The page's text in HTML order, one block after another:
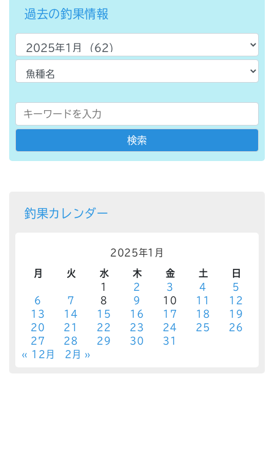
過去の釣果情報
釣果カレンダー
2025年1月
月 火 水 木 金 土
日
1
2 3 4
5
6
7 8 9 10 11
12
13
14 15 16 17 18
19
20
21 22 23 24 25
26
27
28 29 30
31
« 12月
2月 »